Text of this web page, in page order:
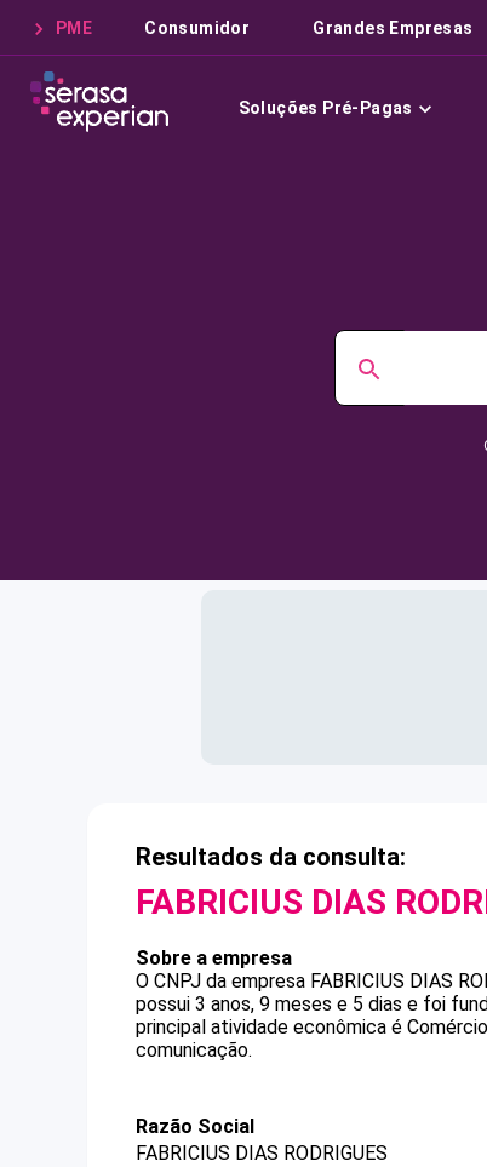
PME Consumidor Grandes Empresas
Soluções Pré-Pagas
Resultados da consulta:
FABRICIUS DIAS
Sobre a empresa
O CNPJ da empresa FABRICIUS DIAS
possui 3 anos, 9 meses e 5 dias e foi
principal atividade econômica é
comunicação.
Razão Social
FABRICIUS DIAS RODRIGUES